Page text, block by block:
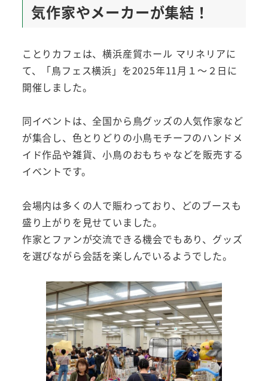
気作家やメーカーが集結！
ことりカフェは、横浜産貿ホール マリネリアに
て、「鳥フェス横浜」を2025年11月１～２日に
開催しました。
同イベントは、全国から鳥グッズの人気作家など
が集合し、色とりどりの小鳥モチーフのハンドメ
イド作品や雑貨、小鳥のおもちゃなどを販売する
イベントです。
会場内は多くの人で賑わっており、どのブースも
盛り上がりを見せていました。
作家とファンが交流できる機会でもあり、グッズ
を選びながら会話を楽しんでいるようでした。